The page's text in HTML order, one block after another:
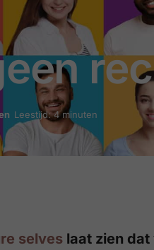
Leestijd: 4 minuten
selves laat zien